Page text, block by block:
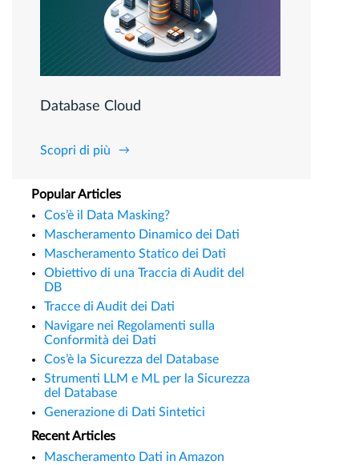
Database Cloud
Scopri di più
Popular Articles
Cos’è il Data Masking?
Mascheramento Dinamico dei Dati
Mascheramento Statico dei Dati
Obiettivo di una Traccia di Audit del
DB
Tracce di Audit dei Dati
Navigare nei Regolamenti sulla
Conformità dei Dati
Cos’è la Sicurezza del Database
Strumenti LLM e ML per la Sicurezza
del Database
Generazione di Dati Sintetici
Recent Articles
Mascheramento Dati in Amazon